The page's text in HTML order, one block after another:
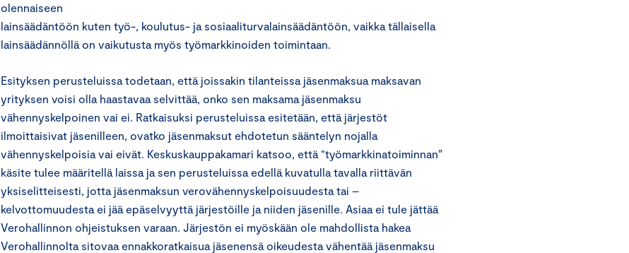
olennaiseen
lainsäädäntöön kuten työ-, koulutus- ja sosiaaliturvalainsäädäntöön, vaikka tällaisella
lainsäädännöllä on vaikutusta myös työmarkkinoiden toimintaan.
Esityksen perusteluissa todetaan, että joissakin tilanteissa jäsenmaksua maksavan
yrityksen voisi olla haastavaa selvittää, onko sen maksama jäsenmaksu
vähennyskelpoinen vai ei. Ratkaisuksi perusteluissa esitetään, että järjestöt
ilmoittaisivat jäsenilleen, ovatko jäsenmaksut ehdotetun sääntelyn nojalla
vähennyskelpoisia vai eivät. Keskuskauppakamari katsoo, että “työmarkkinatoiminnan”
käsite tulee määritellä laissa ja sen perusteluissa edellä kuvatulla tavalla riittävän
yksiselitteisesti, jotta jäsenmaksun verovähennyskelpoisuudesta tai –
kelvottomuudesta ei jää epäselvyyttä järjestöille ja niiden jäsenille. Asiaa ei tule jättää
Verohallinnon ohjeistuksen varaan. Järjestön ei myöskään ole mahdollista hakea
Verohallinnolta sitovaa ennakkoratkaisua jäsenensä oikeudesta vähentää jäsenmaksu